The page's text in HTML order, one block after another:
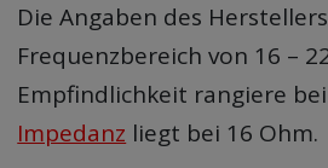
Die Angaben des
Frequenzbereich von 16 –
Empfindlichkeit rangiere
Impedanz liegt bei 16 Ohm.